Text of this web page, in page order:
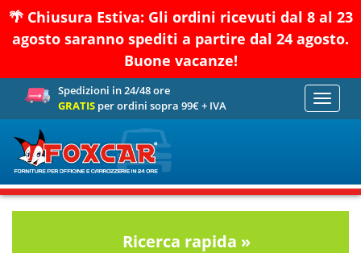
🌴 Chiusura Estiva: Gli ordini ricevuti dal 8 al 23
agosto saranno spediti a partire dal 24 agosto.
Buone vacanze!
Spedizioni in 24/48 ore
GRATIS per ordini sopra 99€ + IVA
Toggle
Ricerca rapida »